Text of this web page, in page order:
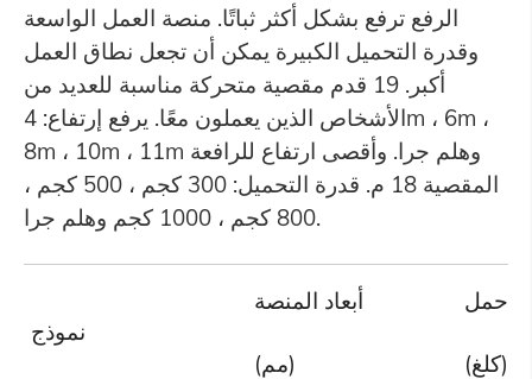
الرفع ترفع بشكل أكثر ثباتًا. منصة العمل الواسعة
وقدرة التحميل الكبيرة يمكن أن تجعل نطاق العمل
أكبر. 19 قدم مقصية متحركة مناسبة للعديد من
الأشخاص الذين يعملون معًا. يرفع إرتفاع: 4m ، 6m ،
8m ، 10m ، 11m وهلم جرا. وأقصى ارتفاع للرافعة
المقصية 18 م. قدرة التحميل: 300 كجم ، 500 كجم ،
800 كجم ، 1000 كجم وهلم جرا.
نموذج
أبعاد المنصة
(مم)
حمل
(كلغ)